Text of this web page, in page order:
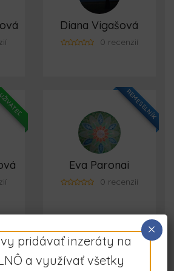
Diana Vigašová
0 recenzií
REMESELNÍK
Eva Paronai
0 recenzií
REMESELNÍK
pridávať inzeráty na
a využívať všetky
×